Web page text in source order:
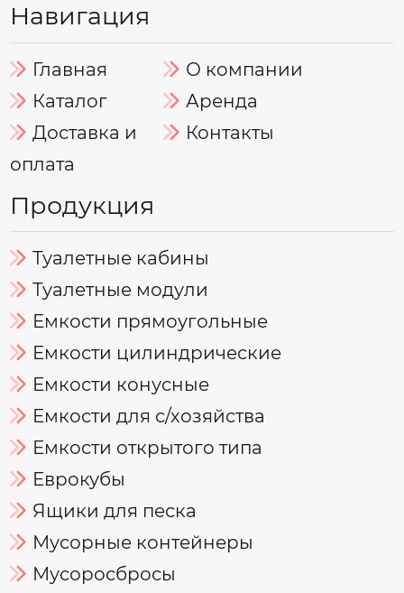
Навигация
Главная
О компании
Каталог
Аренда
Доставка и
оплата
Контакты
Продукция
Туалетные кабины
Туалетные модули
Емкости прямоугольные
Емкости цилиндрические
Емкости конусные
Емкости для с/хозяйства
Емкости открытого типа
Еврокубы
Ящики для песка
Мусорные контейнеры
Мусоросбросы